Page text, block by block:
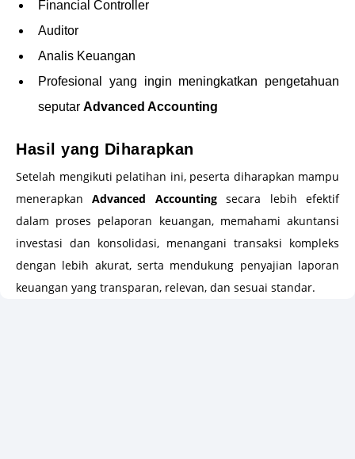
Financial Controller
Auditor
Analis Keuangan
Profesional yang ingin meningkatkan pengetahuan
seputar Advanced Accounting
Hasil yang Diharapkan
Setelah mengikuti pelatihan ini, peserta diharapkan mampu
menerapkanAdvanced Accountingsecara lebih efektif
dalam proses pelaporan keuangan, memahami akuntansi
investasi dan konsolidasi, menangani transaksi kompleks
dengan lebih akurat, serta mendukung penyajian laporan
keuangan yang transparan, relevan, dan sesuai standar.